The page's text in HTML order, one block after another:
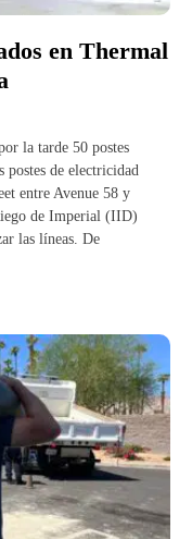
en Thermal
la tarde 50 postes
de electricidad
entre Avenue 58 y
de Imperial (IID)
las líneas. De